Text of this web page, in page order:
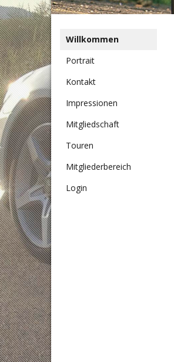
Willkommen
Portrait
Kontakt
Impressionen
Mitgliedschaft
Touren
Mitgliederbereich
Login